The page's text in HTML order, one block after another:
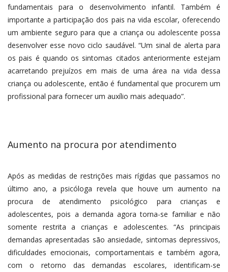
fundamentais para o desenvolvimento infantil. Também é
importante a participação dos pais na vida escolar, oferecendo
um ambiente seguro para que a criança ou adolescente possa
desenvolver esse novo ciclo saudável. “Um sinal de alerta para
os pais é quando os sintomas citados anteriormente estejam
acarretando prejuízos em mais de uma área na vida dessa
criança ou adolescente, então é fundamental que procurem um
profissional para fornecer um auxílio mais adequado”.
Aumento na procura por atendimento
Após as medidas de restrições mais rígidas que passamos no
último ano, a psicóloga revela que houve um aumento na
procura de atendimento psicológico para crianças e
adolescentes, pois a demanda agora torna-se familiar e não
somente restrita a crianças e adolescentes. “As principais
demandas apresentadas são ansiedade, sintomas depressivos,
dificuldades emocionais, comportamentais e também agora,
com o retorno das demandas escolares, identificam-se